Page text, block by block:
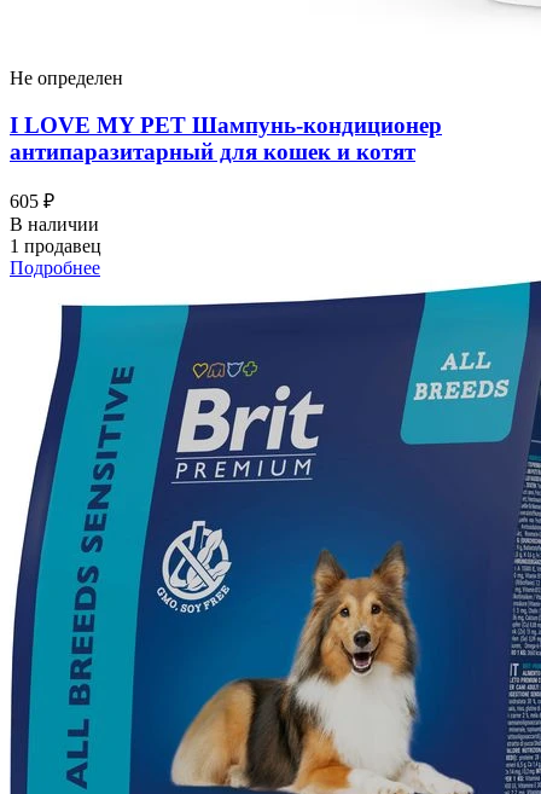
Не определен
I LOVЕ MY PET Шампунь-кондиционер
антипаразитарный для кошек и котят
605 ₽
В наличии
1 продавец
Подробнее